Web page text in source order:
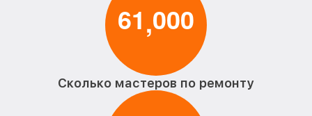
61,000
Сколько мастеров по ремонту